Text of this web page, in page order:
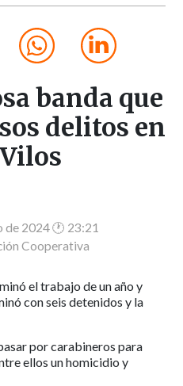
banda que
delitos en
de 2024 🕐 23:21
Cooperativa
el trabajo de un año y
con seis detenidos y la
por carabineros para
ellos un homicidio y